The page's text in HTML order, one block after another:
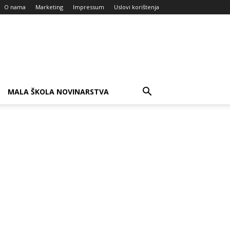
O nama Marketing Impressum Uslovi korištenja
MALA ŠKOLA NOVINARSTVA